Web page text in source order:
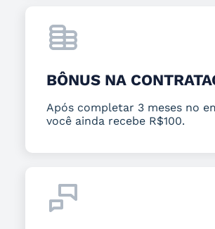
BÔNUS NA
Após completar 3 meses no
você ainda recebe R$100.